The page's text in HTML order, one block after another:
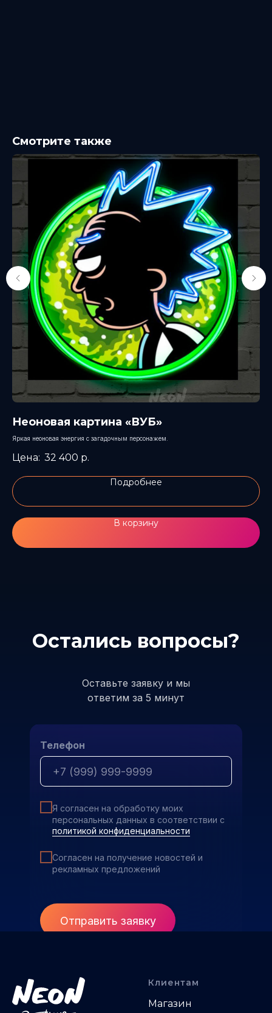
Смотрите также
Неоновая картина «ВУБ»
Яркая неоновая энергия с загадочным персонажем.
32 400 р.
Подробнее
В корзину
Остались вопросы?
Телефон
Я согласен на обработку моих
персональных данных в соответствии с
политикой конфиденциальности
Согласен на получение новостей и
рекламных предложений
Отправить заявку
Оставьте заявку и мы
ответим за 5 минут
Клиентам
Магазин